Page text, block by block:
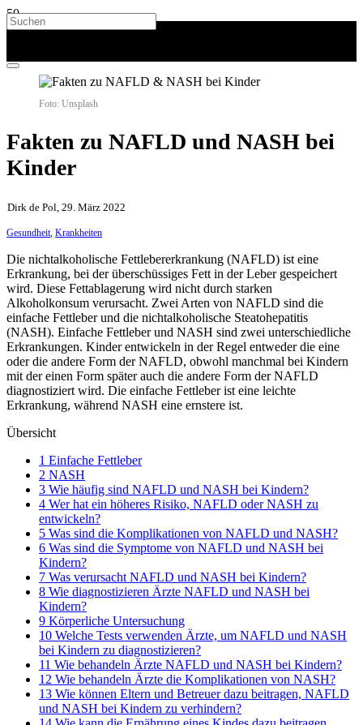
Foto: Unsplash
Fakten zu NAFLD und NASH bei
Kinder
Dirk de Pol, 29. März 2022
Gesundheit, Krankheiten
Die nichtalkoholische Fettlebererkrankung (NAFLD) ist eine
Erkrankung, bei der überschüssiges Fett in der Leber gespeichert
wird. Diese Fettablagerung wird nicht durch starken
Alkoholkonsum verursacht. Zwei Arten von NAFLD sind die
einfache Fettleber und die nichtalkoholische Steatohepatitis
(NASH). Einfache Fettleber und NASH sind zwei unterschiedliche
Erkrankungen. Kinder entwickeln in der Regel entweder die eine
oder die andere Form der NAFLD, obwohl manchmal bei Kindern
mit der einen Form später auch die andere Form der NAFLD
diagnostiziert wird. Die einfache Fettleber ist eine leichte
Erkrankung, während NASH eine ernstere ist.
Übersicht
1 Einfache Fettleber
2 NASH
3 Wie häufig sind NAFLD und NASH bei Kindern?
4 Wer hat ein höheres Risiko, NAFLD oder NASH zu
entwickeln?
5 Was sind die Komplikationen von NAFLD und NASH?
6 Was sind die Symptome von NAFLD und NASH bei
Kindern?
7 Was verursacht NAFLD und NASH bei Kindern?
8 Wie diagnostizieren Ärzte NAFLD und NASH bei
Kindern?
9 Körperliche Untersuchung
10 Welche Tests verwenden Ärzte, um NAFLD und NASH
bei Kindern zu diagnostizieren?
11 Wie behandeln Ärzte NAFLD und NASH bei Kindern?
12 Wie behandeln Ärzte die Komplikationen von NASH?
13 Wie können Eltern und Betreuer dazu beitragen, NAFLD
und NASH bei Kindern zu verhindern?